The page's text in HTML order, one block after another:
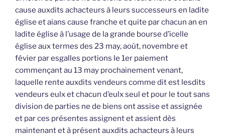
cause auxdits achacteurs à leurs successeurs en ladite
église et aians cause franche et quite par chacun an en
ladite église à l’usage de la grande bourse d’icelle
église aux termes des 23 may, août, novembre et
févier par esgalles portions le 1er paiement
commençant au 13 may prochainement venant,
laquelle rente auxdits vendeurs comme dit est lesdits
vendeurs eulx et chacun d’eulx seul et pour le tout sans
division de parties ne de biens ont assise et assignée
et par ces présentes assignent et assient dès
maintenant et à présent auxdits achacteurs à leurs